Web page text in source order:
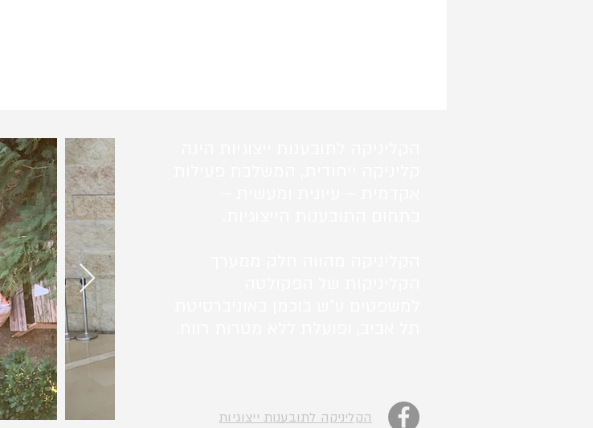
הקליניקה לתובענות ייצוגיות